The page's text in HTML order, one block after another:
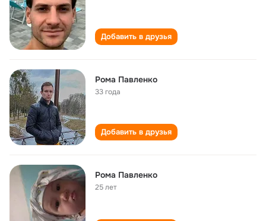
Добавить в друзья
Рома Павленко
33 года
Добавить в друзья
Рома Павленко
25 лет